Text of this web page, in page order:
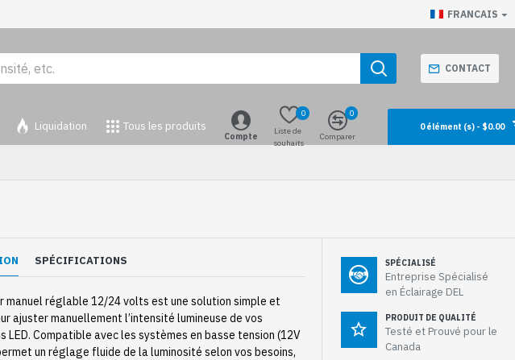
FRANCAIS
CONTACT
Liquidation Tous les produits
Compte
Liste de
souhaits
0
Comparer
0
0 élément (s) - $0.00
SPÉCIFICATIONS
manuel réglable 12/24 volts est une solution simple et
ajuster manuellement l’intensité lumineuse de vos
LED. Compatible avec les systèmes en basse tension (12V
un réglage fluide de la luminosité selon vos besoins,
SPÉCIALISÉ
Entreprise Spécialisé
en Éclairage DEL
PRODUIT DE QUALITÉ
Testé et Prouvé pour le
Canada